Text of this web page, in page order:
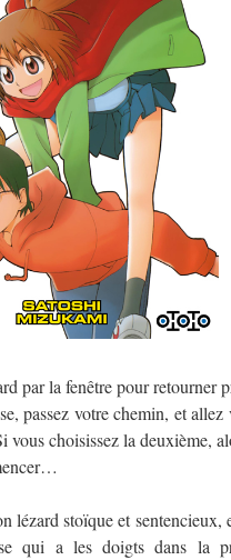
par la fenêtre pour retourner
passez votre chemin, et
vous choisissez la deuxième,
lézard stoïque et sentencieux,
qui a les doigts dans la